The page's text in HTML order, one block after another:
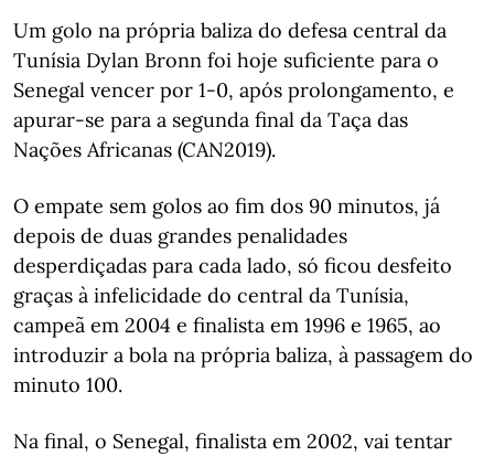
Um golo na própria baliza do defesa central da
Tunísia Dylan Bronn foi hoje suficiente para o
Senegal vencer por 1-0, após prolongamento, e
apurar-se para a segunda final da Taça das
Nações Africanas (CAN2019).
O empate sem golos ao fim dos 90 minutos, já
depois de duas grandes penalidades
desperdiçadas para cada lado, só ficou desfeito
graças à infelicidade do central da Tunísia,
campeã em 2004 e finalista em 1996 e 1965, ao
introduzir a bola na própria baliza, à passagem do
minuto 100.
Na final, o Senegal, finalista em 2002, vai tentar